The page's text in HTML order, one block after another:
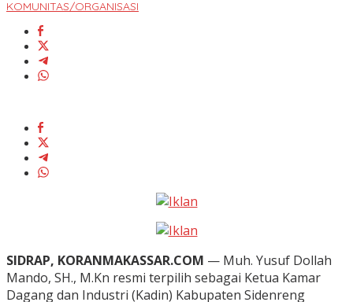
KOMUNITAS/ORGANISASI
SIDRAP, KORANMAKASSAR.COM — Muh. Yusuf Dollah
Mando, SH., M.Kn resmi terpilih sebagai Ketua Kamar
Dagang dan Industri (Kadin) Kabupaten Sidenreng